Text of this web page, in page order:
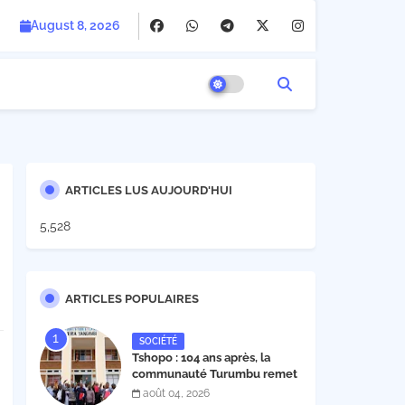
August 8, 2026
ARTICLES LUS AUJOURD'HUI
5,528
ARTICLES POPULAIRES
SOCIÉTÉ
Tshopo : 104 ans après, la
communauté Turumbu remet
enfin son cahier des charges à
août 04, 2026